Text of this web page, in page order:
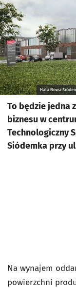
Hala Nowa
To będzie jedna
biznesu w
Technologiczny
Siódemka przy
Na wynajem
powierzchni